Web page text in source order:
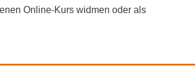
Online-Kurs widmen oder als